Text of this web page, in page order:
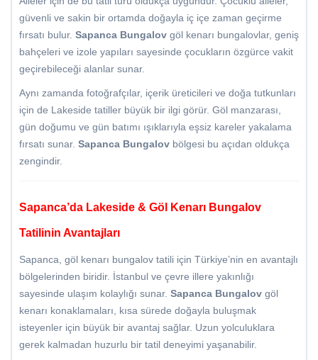
güvenli ve sakin bir ortamda doğayla iç içe zaman geçirme
fırsatı bulur. Sapanca Bungalov göl kenarı bungalovlar, geniş
bahçeleri ve izole yapıları sayesinde çocukların özgürce vakit
geçirebileceği alanlar sunar.
Aynı zamanda fotoğrafçılar, içerik üreticileri ve doğa tutkunları
için de Lakeside tatiller büyük bir ilgi görür. Göl manzarası,
gün doğumu ve gün batımı ışıklarıyla eşsiz kareler yakalama
fırsatı sunar. Sapanca Bungalov bölgesi bu açıdan oldukça
zengindir.
Sapanca’da Lakeside & Göl Kenarı Bungalov
Tatilinin Avantajları
Sapanca, göl kenarı bungalov tatili için Türkiye’nin en avantajlı
bölgelerinden biridir. İstanbul ve çevre illere yakınlığı
sayesinde ulaşım kolaylığı sunar. Sapanca Bungalov göl
kenarı konaklamaları, kısa sürede doğayla buluşmak
isteyenler için büyük bir avantaj sağlar. Uzun yolculuklara
gerek kalmadan huzurlu bir tatil deneyimi yaşanabilir.